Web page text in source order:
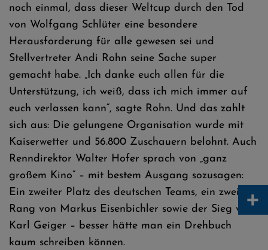
noch einmal, dass dieser Weltcup durch den Tod
von Wolfgang Schlüter eine besondere
Herausforderung für alle gewesen sei und
Stellvertreter Andi Rohn seine Sache super
gemacht habe. „Ich danke euch allen für die
Unterstützung, ich weiß, dass ich mich immer auf
euch verlassen kann“, sagte Rohn. Und das zahlt
sich aus: Die gelungene Organisation wurde mit
Kaiserwetter und 56.800 Zuschauern belohnt. Auch
Renndirektor Walter Hofer sprach von „ganz
großem Kino“ – mit bestem Ausgang sozusagen:
Ein zweiter Platz des deutschen Teams, ein zweiter
Rang von Markus Eisenbichler sowie der Sieg von
Karl Geiger – besser hätte man ein Drehbuch
kaum schreiben können.
+